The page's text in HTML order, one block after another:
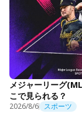
メジャーリーグ
こで見られる？
2026/8/6 スポーツ